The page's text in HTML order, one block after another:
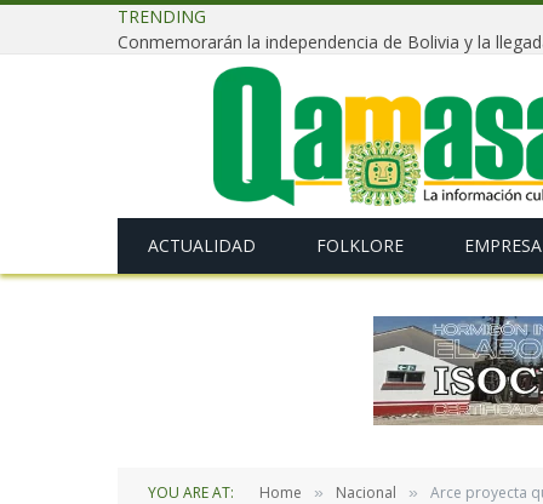
TRENDING
ACTUALIDAD FOLKLORE
YOU ARE AT: Home » Nacional » Arce proyecta